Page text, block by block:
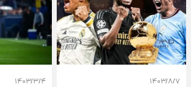
۱۴۰۳/۸/۷ ۱۴۰۳/۳/۴